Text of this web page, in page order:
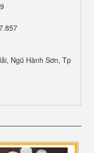
Ngũ Hành Sơn, Tp